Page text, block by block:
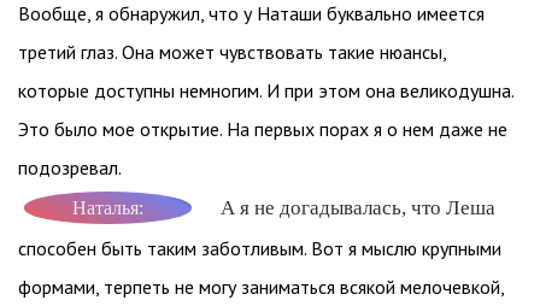
Вообще, я обнаружил, что у Наташи буквально имеется
третий глаз. Она может чувствовать такие нюансы,
которые доступны немногим. И при этом она великодушна.
Это было мое открытие. На первых порах я о нем даже не
подозревал.
Наталья: А я не догадывалась, что Леша
способен быть таким заботливым. Вот я мыслю крупными
формами, терпеть не могу заниматься всякой мелочевкой,